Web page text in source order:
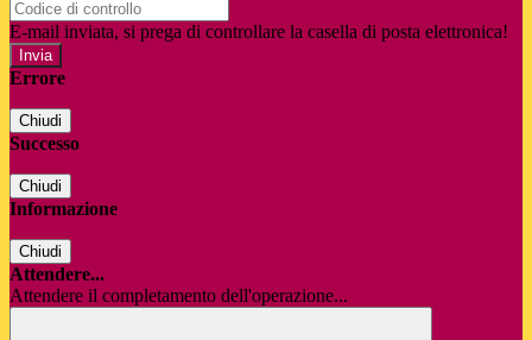
E-mail inviata, si prega di controllare la casella di posta elettronica!
Errore
Chiudi
Successo
Chiudi
Informazione
Chiudi
Attendere...
Attendere il completamento dell'operazione...